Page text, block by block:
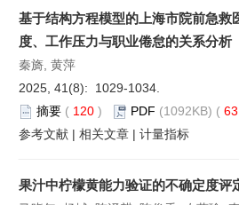
基于结构方程模型的上海市院前急救
度、工作压力与职业倦怠的关系分析
秦旖, 黄萍
2025, 41(8): 1029-1034.
摘要 ( 120 ) PDF (1092KB) ( 63
参考文献 | 相关文章 | 计量指标
果汁中柠檬黄能力验证的不确定度评